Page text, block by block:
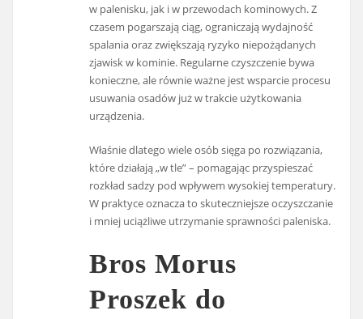
w palenisku, jak i w przewodach kominowych. Z
czasem pogarszają ciąg, ograniczają wydajność
spalania oraz zwiększają ryzyko niepożądanych
zjawisk w kominie. Regularne czyszczenie bywa
konieczne, ale równie ważne jest wsparcie procesu
usuwania osadów już w trakcie użytkowania
urządzenia.
Właśnie dlatego wiele osób sięga po rozwiązania,
które działają „w tle” – pomagając przyspieszać
rozkład sadzy pod wpływem wysokiej temperatury.
W praktyce oznacza to skuteczniejsze oczyszczanie
i mniej uciążliwe utrzymanie sprawności paleniska.
Bros Morus
Proszek do